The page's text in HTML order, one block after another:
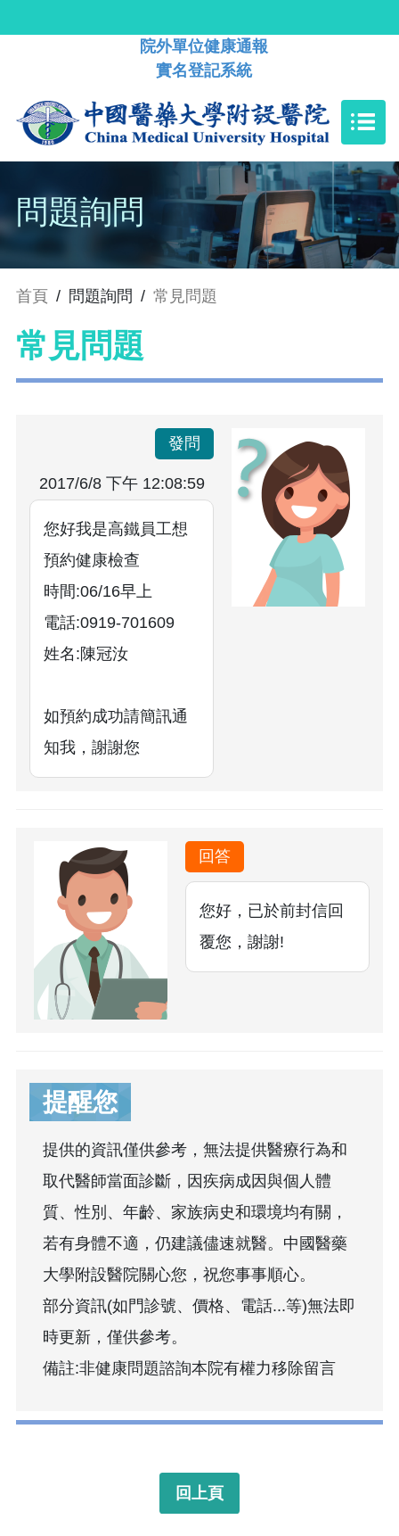
院外單位健康通報
實名登記系統
問題詢問
首頁 / 問題詢問 / 常見問題
常見問題
發問
2017/6/8 下午 12:08:59
您好我是高鐵員工想
預約健康檢查
時間:06/16早上
電話:0919-701609
姓名:陳冠汝
如預約成功請簡訊通
知我，謝謝您
回答
您好，已於前封信回
覆您，謝謝!
提醒您
提供的資訊僅供參考，無法提供醫療行為和
取代醫師當面診斷，因疾病成因與個人體
質、性別、年齡、家族病史和環境均有關，
若有身體不適，仍建議儘速就醫。中國醫藥
大學附設醫院關心您，祝您事事順心。
部分資訊(如門診號、價格、電話...等)無法即
時更新，僅供參考。
備註:非健康問題諮詢本院有權力移除留言
回上頁